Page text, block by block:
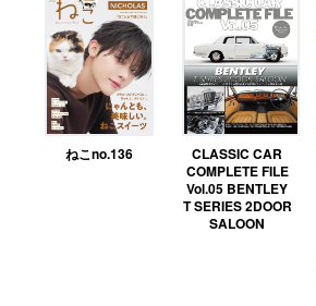
ねこno.136
CLASSIC CAR
COMPLETE FILE
Vol.05 BENTLEY
T SERIES 2DOOR
SALOON